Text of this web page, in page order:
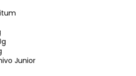
Junior